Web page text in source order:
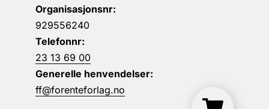
Organisasjonsnr:
929556240
Telefonnr:
23 13 69 00
Generelle henvendelser:
ff@forenteforlag.no